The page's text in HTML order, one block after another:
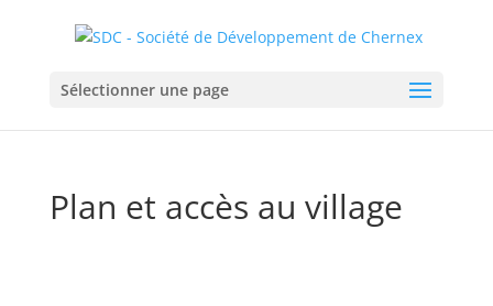
Sélectionner une page
Plan et accès au village